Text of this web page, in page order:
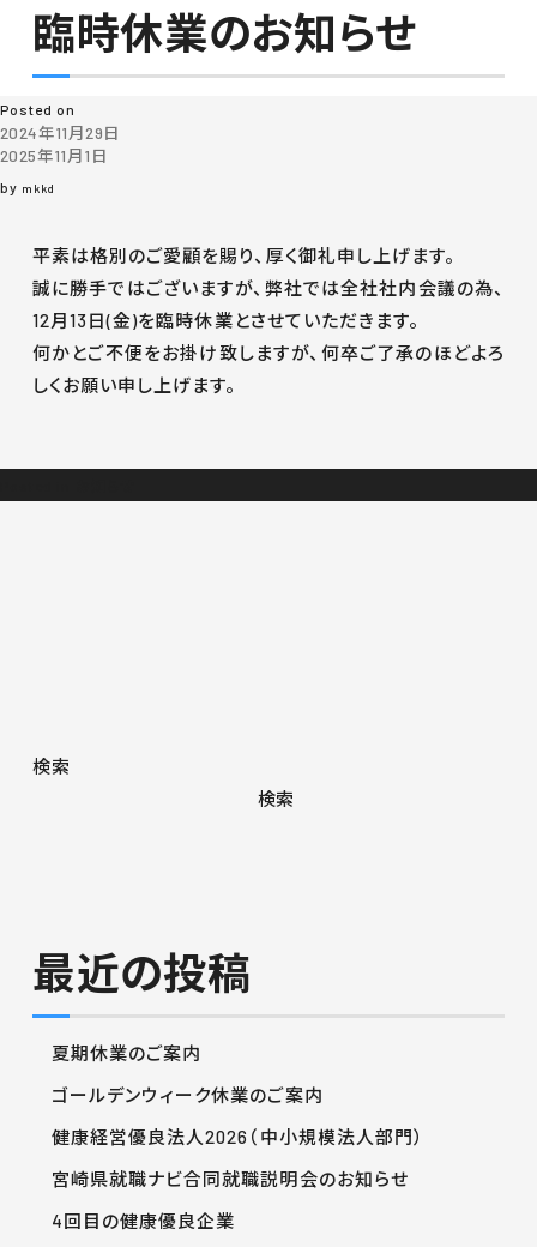
月:2024年11月
臨時休業のお知らせ
Posted on
2024年11月29日
2025年11月1日
by mkkd
平素は格別のご愛顧を賜り、厚く御礼申し上げます。
誠に勝手ではございますが、弊社では全社社内会議の為、
12月13日(金)を臨時休業とさせていただきます。
何かとご不便をお掛け致しますが、何卒ご了承のほどよろ
しくお願い申し上げます。
検索
検索
最近の投稿
夏期休業のご案内
ゴールデンウィーク休業のご案内
健康経営優良法人2026（中小規模法人部門）
宮崎県就職ナビ合同就職説明会のお知らせ
4回目の健康優良企業